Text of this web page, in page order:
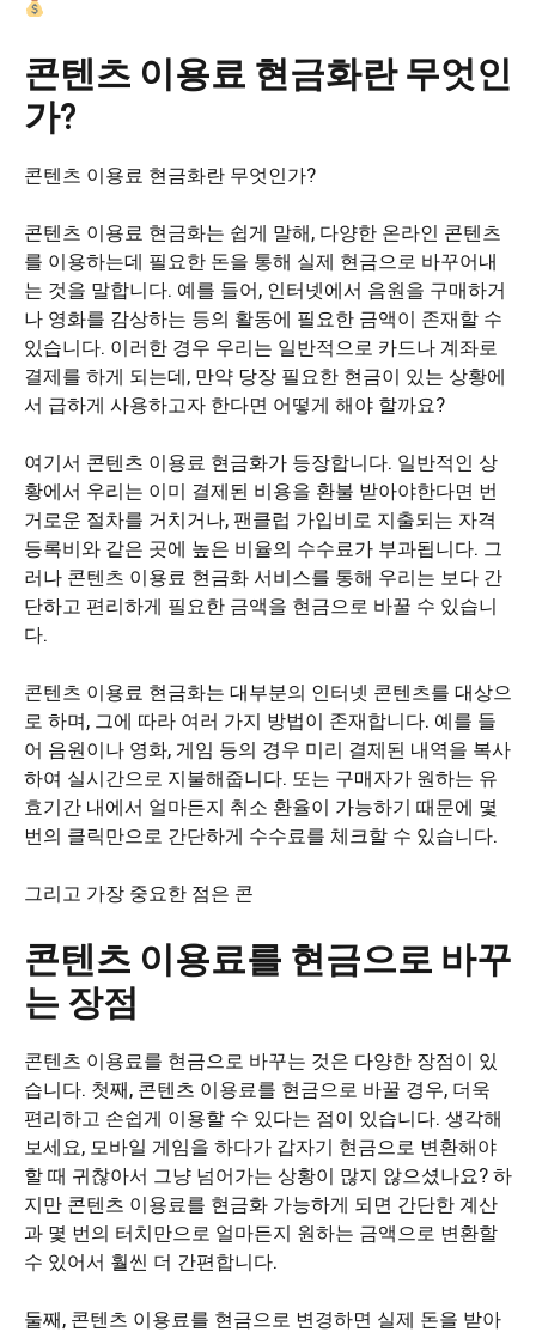
콘텐츠 이용료 현금화란 무엇인
가?
콘텐츠 이용료 현금화란 무엇인가?
콘텐츠 이용료 현금화는 쉽게 말해, 다양한 온라인 콘텐츠
를 이용하는데 필요한 돈을 통해 실제 현금으로 바꾸어내
는 것을 말합니다. 예를 들어, 인터넷에서 음원을 구매하거
나 영화를 감상하는 등의 활동에 필요한 금액이 존재할 수
있습니다. 이러한 경우 우리는 일반적으로 카드나 계좌로
결제를 하게 되는데, 만약 당장 필요한 현금이 있는 상황에
서 급하게 사용하고자 한다면 어떻게 해야 할까요?
여기서 콘텐츠 이용료 현금화가 등장합니다. 일반적인 상
황에서 우리는 이미 결제된 비용을 환불 받아야한다면 번
거로운 절차를 거치거나, 팬클럽 가입비로 지출되는 자격
등록비와 같은 곳에 높은 비율의 수수료가 부과됩니다. 그
러나 콘텐츠 이용료 현금화 서비스를 통해 우리는 보다 간
단하고 편리하게 필요한 금액을 현금으로 바꿀 수 있습니
다.
콘텐츠 이용료 현금화는 대부분의 인터넷 콘텐츠를 대상으
로 하며, 그에 따라 여러 가지 방법이 존재합니다. 예를 들
어 음원이나 영화, 게임 등의 경우 미리 결제된 내역을 복사
하여 실시간으로 지불해줍니다. 또는 구매자가 원하는 유
효기간 내에서 얼마든지 취소 환율이 가능하기 때문에 몇
번의 클릭만으로 간단하게 수수료를 체크할 수 있습니다.
그리고 가장 중요한 점은 콘
콘텐츠 이용료를 현금으로 바꾸
는 장점
콘텐츠 이용료를 현금으로 바꾸는 것은 다양한 장점이 있
습니다. 첫째, 콘텐츠 이용료를 현금으로 바꿀 경우, 더욱
편리하고 손쉽게 이용할 수 있다는 점이 있습니다. 생각해
보세요, 모바일 게임을 하다가 갑자기 현금으로 변환해야
할 때 귀찮아서 그냥 넘어가는 상황이 많지 않으셨나요? 하
지만 콘텐츠 이용료를 현금화 가능하게 되면 간단한 계산
과 몇 번의 터치만으로 얼마든지 원하는 금액으로 변환할
수 있어서 훨씬 더 간편합니다.
둘째, 콘텐츠 이용료를 현금으로 변경하면 실제 돈을 받아